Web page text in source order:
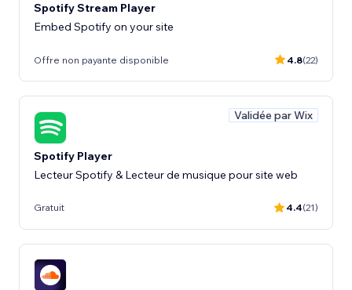
Spotify Stream Player
Embed Spotify on your site
Offre non payante disponible 4.8(22)
Validée par Wix
Spotify Player
Lecteur Spotify & Lecteur de musique pour site web
Gratuit 4.4(21)